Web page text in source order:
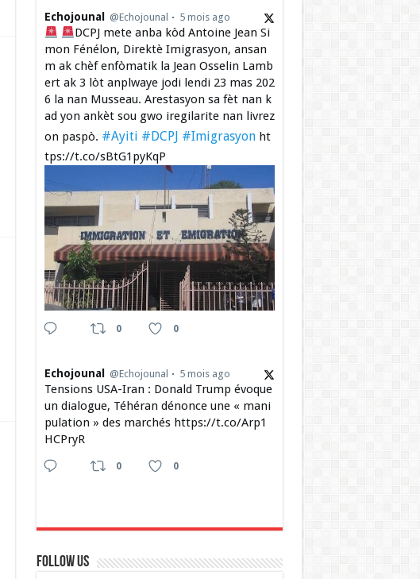
Echojounal @Echojounal 5 mois ago
DCPJ mete anba kòd Antoine Jean Si
mon Fénélon, Direktè Imigrasyon, ansan
m ak chèf enfòmatik la Jean Osselin Lamb
ert ak 3 lòt anplwaye jodi lendi 23 mas 202
6 la nan Musseau. Arestasyon sa fèt nan k
ad yon ankèt sou gwo iregilarite nan livrez
on paspò. #Ayiti #DCPJ #Imigrasyonht
tps://t.co/sBtG1pyKqP
0 0
Echojounal @Echojounal 5 mois ago
Tensions USA-Iran : Donald Trump évoque
un dialogue, Téhéran dénonce une « mani
pulation » des marchés https://t.co/Arp1
HCPryR
0 0
Follow Us